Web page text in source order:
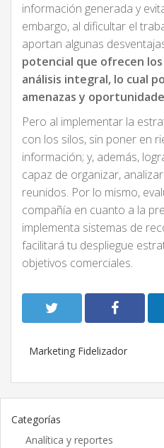
información generada y
embargo, al dificultar el
aportan algunas
potencial que ofrecen
análisis integral, lo cual
amenazas y
Pero al implementar la
con los silos, sin poner en
información; y, además,
capaz de organizar,
reunidos. Por lo mismo,
compañía en cuanto a la
implementa sistemas de
facilitará tu despliegue
objetivos comerciales.
Marketing Fidelizador
Categorías
Analítica y reportes